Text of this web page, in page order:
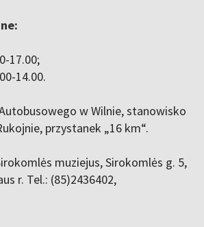
17.00;
14.00.
w Wilnie, stanowisko
przystanek „16 km“.
muziejus, Sirokomlės g. 5,
r. Tel.: (85)2436402,